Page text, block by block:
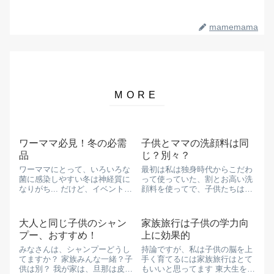
mamemama
ワーママ必見！冬の必需
品
ワーママにとって、いろいろな
菌に感染しやすい冬は神経質に
なりがち... だけど、イベントや
い‼︎ 我が家はマヌカハニーを毎
朝...
子供とママの洗顔料は同
じ？別々？
最初は私は独身時代からこだわ
って使っていた、割とお高い洗
顔料を使ってで、子供たちは身
るし、自分にかける時間もお金
をなくなっていきます なので、
気軽に近くのドラッグストア...
大人と同じ子供のシャン
プー、おすすめ！
みなさんは、シャンプーどうし
てますか？ 家族みんな一緒？子
供は別？ 我が家は、旦那は皮脂
家族旅行は子供の学力向
上に効果的
持論ですが、私は子供の脳を上
手く育てるには家族旅行はとて
もいいと思ってます 東大生を育